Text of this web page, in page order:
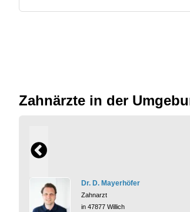
Zahnärzte in der
Dr. D. Mayerhöfer
Zahnarzt
in 47877 Willich